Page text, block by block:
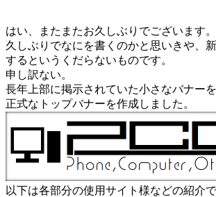
はい、またまたお久しぶりでございます。
久しぶりでなにを書くのかと思いきや、
するというくだらないものです。
申し訳ない。
長年上部に掲示されていた小さなバナーを
正式なトップバナーを作成しました。
以下は各部分の使用サイト様などの紹介で